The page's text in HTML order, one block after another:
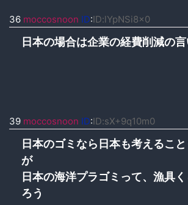
36 moccosnoon ID:ID:lYpNSi8x0
日本の場合は企業の経費削減の
39 moccosnoon ID:ID:sX+9q10m0
日本のゴミなら日本も考えるこ
が
日本の海洋プラゴミって、漁具
ろう